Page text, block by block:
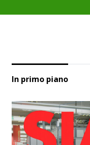
In primo piano